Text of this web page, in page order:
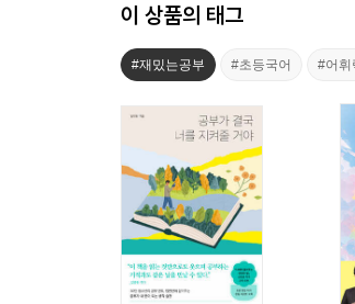
이 상품의 태그
#재밌는공부 #초등국어 #어휘